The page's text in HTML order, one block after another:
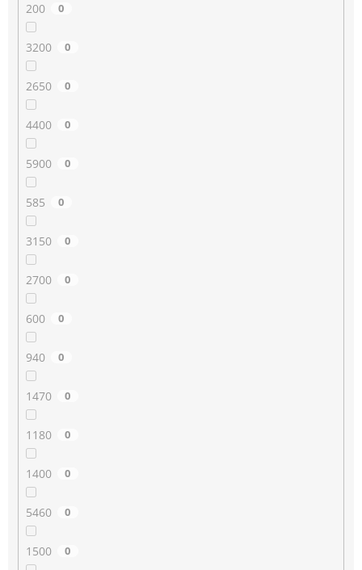
200 0
3200 0
2650 0
4400 0
5900 0
585 0
3150 0
2700 0
600 0
940 0
1470 0
1180 0
1400 0
5460 0
1500 0